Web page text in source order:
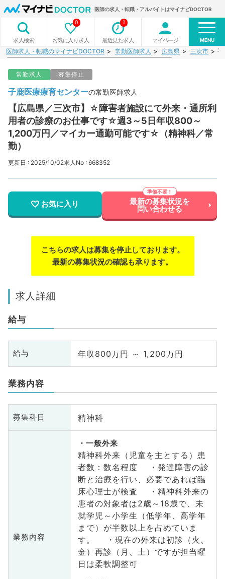
医師の求人・転職・アルバイトはマイナビDOCTOR
求人検索 お気に入り求人
0
最近見た求人
1
マイページ MENU
医師求人・転職のマイナビDOCTOR 常勤医師求人 広島県 三次市 子
常勤求人 募集停止
子鹿医療療育センターの常勤医師求人
【広島県／三次市】☆障害者施設にて外来・通所利
用者の診療のお仕事です☆週3～5日年収800～
1,200万円／マイカー通勤可能です☆（精神科／常
勤）
更新日 : 2025/10/02求人No : 668352
お気に入り 最新の募集状況を
問い合わせる
こちらの求人は募集を停止しております。
最新の募集状況の確認も承ります。
求人詳細
給与
給与 年収800万円 ～ 1,200万円
業務内容
募集科目 精神科
業務内容
一般外来
精神科外来（児童を主とする）患
者数：数名程度 ・発達障害の診
断と治療を行い、必要であれば臨
床心理士が検査 ・精神科外来の
患者の対象者は2歳～18歳で、未
就学児～小学生（低学年、高学年
まで）が半数以上を占めていま
す。 ・現在の外来は初診（火、
金）再診（月、土）ですが担当曜
日は柔軟調整可